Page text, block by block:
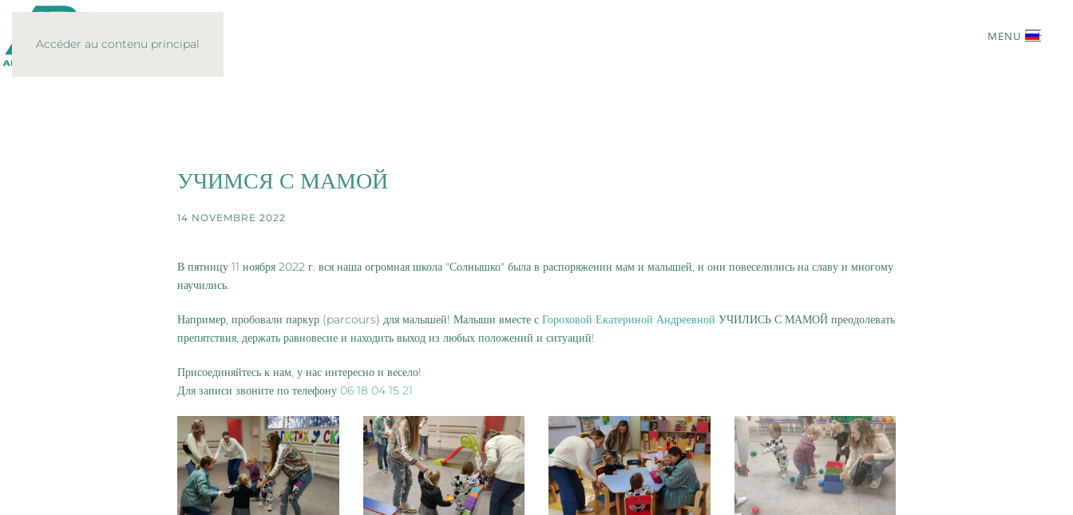
Accéder au contenu principal
MENU
УЧИМСЯ С МАМОЙ
14 NOVEMBRE 2022
В пятницу 11 ноября 2022 г. вся наша огромная школа "Солнышко" была в распоряжении мам и малышей, и они повеселились на славу и многому
научились.
Например, пробовали паркур (parcours) для малышей! Малыши вместе с Гороховой Екатериной Андреевной УЧИЛИСЬ С МАМОЙ преодолевать
препятствия, держать равновесие и находить выход из любых положений и ситуаций!
Присоединяйтесь к нам, у нас интересно и весело!
Для записи звоните по телефону 06 18 04 15 21